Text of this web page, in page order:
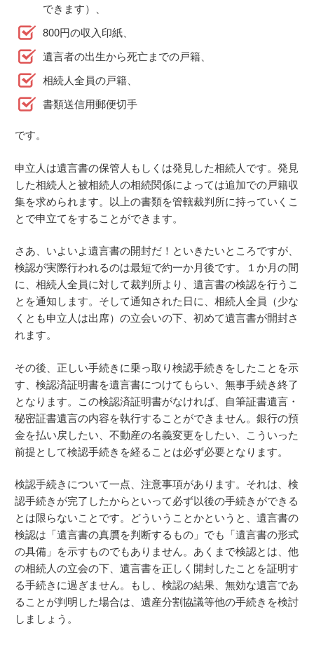
できます）、
800円の収入印紙、
遺言者の出生から死亡までの戸籍、
相続人全員の戸籍、
書類送信用郵便切手
です。
申立人は遺言書の保管人もしくは発見した相続人です。発見
した相続人と被相続人の相続関係によっては追加での戸籍収
集を求められます。以上の書類を管轄裁判所に持っていくこ
とで申立てをすることができます。
さあ、いよいよ遺言書の開封だ！といきたいところですが、
検認が実際行われるのは最短で約一か月後です。１か月の間
に、相続人全員に対して裁判所より、遺言書の検認を行うこ
とを通知します。そして通知された日に、相続人全員（少な
くとも申立人は出席）の立会いの下、初めて遺言書が開封さ
れます。
その後、正しい手続きに乗っ取り検認手続きをしたことを示
す、検認済証明書を遺言書につけてもらい、無事手続き終了
となります。この検認済証明書がなければ、自筆証書遺言・
秘密証書遺言の内容を執行することができません。銀行の預
金を払い戻したい、不動産の名義変更をしたい、こういった
前提として検認手続きを経ることは必ず必要となります。
検認手続きについて一点、注意事項があります。それは、検
認手続きが完了したからといって必ず以後の手続きができる
とは限らないことです。どういうことかというと、遺言書の
検認は「遺言書の真贋を判断するもの」でも「遺言書の形式
の具備」を示すものでもありません。あくまで検認とは、他
の相続人の立会の下、遺言書を正しく開封したことを証明す
る手続きに過ぎません。もし、検認の結果、無効な遺言であ
ることが判明した場合は、遺産分割協議等他の手続きを検討
しましょう。